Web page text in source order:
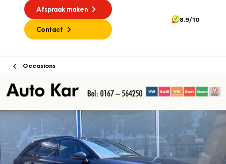
Afspraak maken
Contact
8.9/10
Occasions